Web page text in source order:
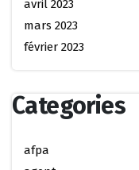
avril 2023
mars 2023
février 2023
Categories
afpa